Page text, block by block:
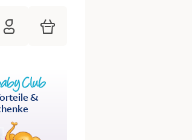
HiPP Mein Babyclub
Warenkorb
&